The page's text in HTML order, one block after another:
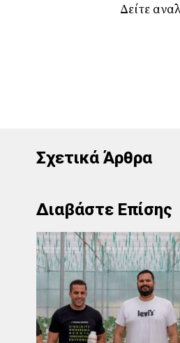
Δείτε
Σχετικά Άρθρα
Διαβάστε Επίσης